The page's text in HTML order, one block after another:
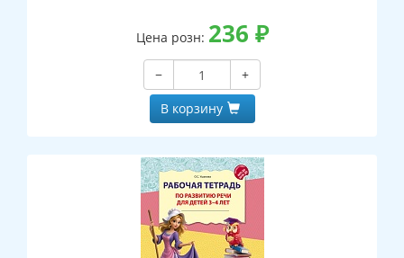
Цена розн: 236 ₽
−
+
В корзину